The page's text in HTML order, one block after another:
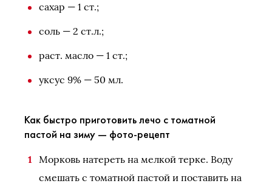
сахар — 1 ст.;
соль — 2 ст.л.;
раст. масло — 1 ст.;
уксус 9% — 50 мл.
Как быстро приготовить лечо с томатной
пастой на зиму — фото-рецепт
Морковь натереть на мелкой терке. Воду
смешать с томатной пастой и поставить на